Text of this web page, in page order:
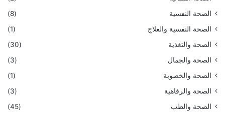
الصحة النفسية
(8)
الصحة النفسية والعلاج
(1)
الصحة والتغذية
(30)
الصحة والجمال
(3)
الصحة والخصوبة
(1)
الصحة والرفاهية
(3)
الصحة والطب
(45)